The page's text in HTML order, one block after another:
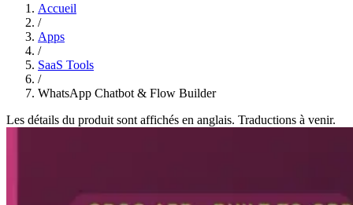
Accueil
/
Apps
/
SaaS Tools
/
WhatsApp Chatbot & Flow Builder
Les détails du produit sont affichés en anglais. Traductions à venir.